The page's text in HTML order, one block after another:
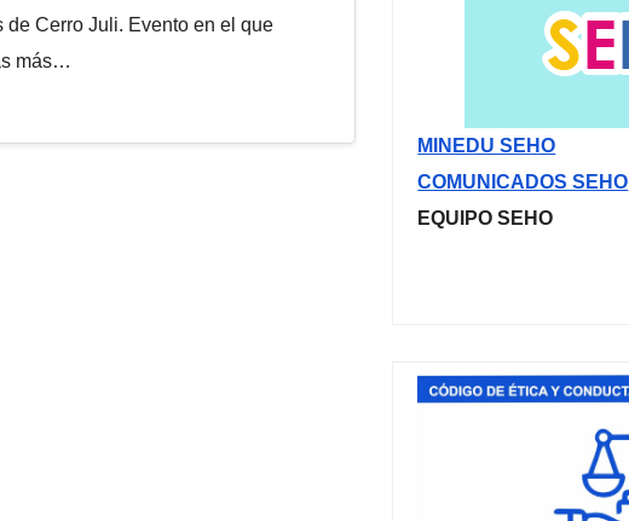
de Cerro Juli. Evento en el que
más…
MINEDU SEHO
COMUNICADOS SEHO
EQUIPO SEHO